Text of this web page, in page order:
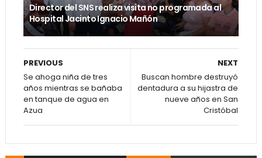
Director del SNS realiza visita no programada al
Hospital Jacinto Ignacio Mañón
NEXT
Buscan hombre destruyó
dentadura a su hijastra de
nueve años en San
Cristóbal
PREVIOUS
Se ahoga niña de tres
años mientras se bañaba
en tanque de agua en
Azua